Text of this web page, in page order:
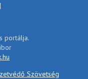
portálja.
Szövetség